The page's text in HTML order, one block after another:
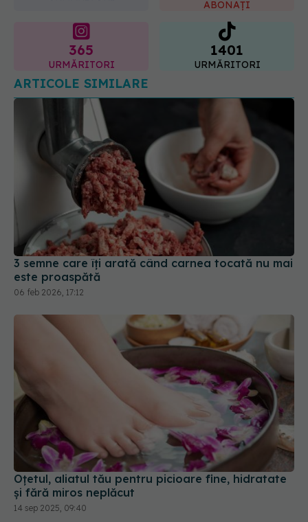
URMĂRITORI
1401
URMĂRITORI
ARTICOLE SIMILARE
3 semne care îți arată când carnea tocată nu mai
este proaspătă
06 feb 2026, 17:12
Oțetul, aliatul tău pentru picioare fine, hidratate
și fără miros neplăcut
14 sep 2025, 09:40